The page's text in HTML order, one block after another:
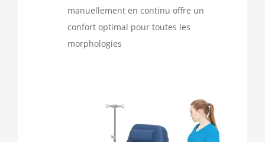
manuellement en continu offre un
confort optimal pour toutes les
morphologies